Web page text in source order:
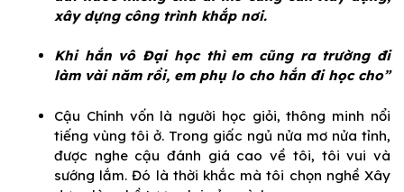
xây dựng công trình khắp nơi.
Khi hắn vô Đại học thì em cũng ra trường đi
làm vài năm rồi, em phụ lo cho hắn đi học cho”
Cậu Chính vốn là người học giỏi, thông minh nổi
tiếng vùng tôi ở. Trong giấc ngủ nửa mơ nửa tỉnh,
được nghe cậu đánh giá cao về tôi, tôi vui và
sướng lắm. Đó là thời khắc mà tôi chọn nghề Xây